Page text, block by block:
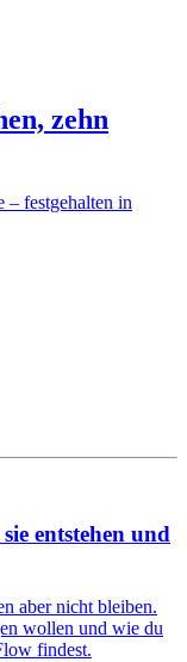
zehn
– festgehalten in
entstehen und
aber nicht bleiben.
wollen und wie du
findest.